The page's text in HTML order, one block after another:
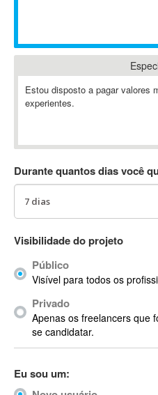
Ableton Push
Abstract Window Toolkit (AWT)
Absynth
ACARS
AccountMate
ACDSee
ACID Pro
ACPI
Acrobat
Acrobat X
Acronis
Actian
Actimize
ActionScript
Active Directory
Estou disposto a pagar valores
experientes.
Durante quantos dias você
Visibilidade do projeto
Público
Visível para todos os
Privado
Apenas os freelancers que
se candidatar.
Eu sou um: